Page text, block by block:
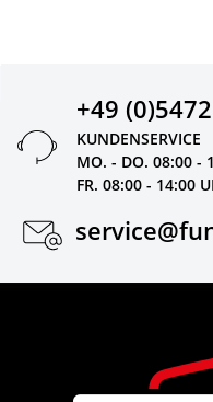
+49
KUNDENSERVICE
MO. - DO. 08:00 -
FR. 08:00 - 14:00